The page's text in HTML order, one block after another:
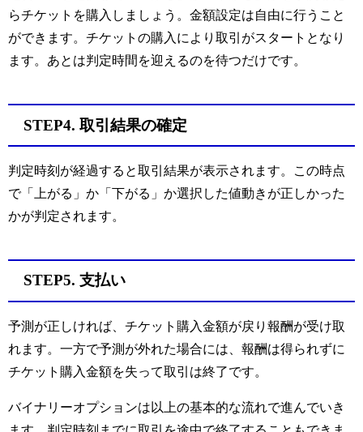
らチケットを購入しましょう。金額設定は自由に行うこと
ができます。チケットの購入により取引がスタートとなり
ます。あとは判定時間を迎えるのを待つだけです。
STEP4. 取引結果の確定
判定時刻が経過すると取引結果が表示されます。この時点
で「上がる」か「下がる」か選択した値動きが正しかった
かが判定されます。
STEP5. 支払い
予測が正しければ、チケット購入金額が戻り報酬が受け取
れます。一方で予測が外れた場合には、報酬は得られずに
チケット購入金額を失って取引は終了です。
バイナリーオプションは以上の基本的な流れで進んでいき